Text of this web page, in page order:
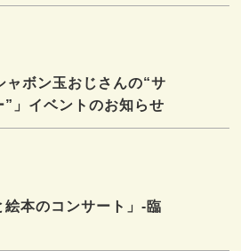
ボン玉おじさんの“サ
」イベントのお知らせ
絵本のコンサート」-臨